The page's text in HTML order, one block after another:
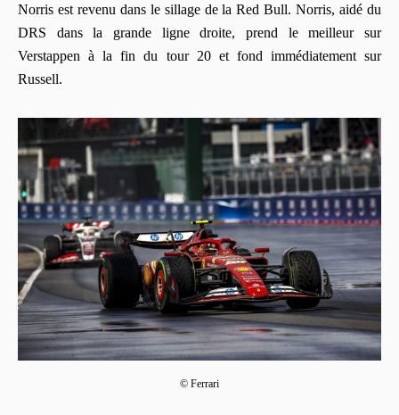
Norris est revenu dans le sillage de la Red Bull. Norris, aidé du
DRS dans la grande ligne droite, prend le meilleur sur
Verstappen à la fin du tour 20 et fond immédiatement sur
Russell.
© Ferrari